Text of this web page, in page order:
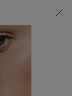
TIENDAS